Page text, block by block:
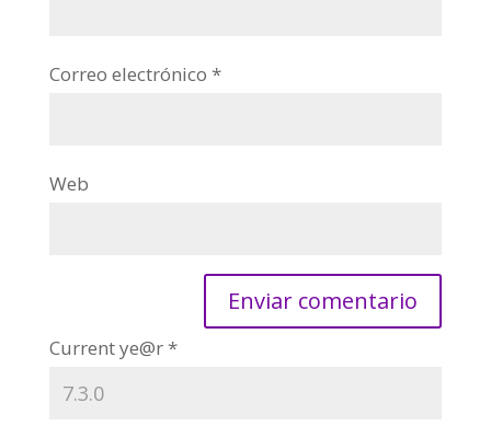
Correo electrónico *
Web
Current ye@r *